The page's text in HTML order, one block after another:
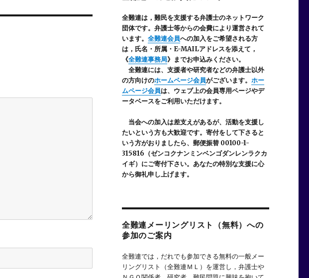
全難連は，難民を支援する弁護士のネットワーク
団体です。弁護士等からの会費により運営されて
います。 全難連会員への加入をご希望される方
は，氏名・所属・E-MAILアドレスを添えて，
《全難連事務局》までお申込みください。
全難連には、支援者や研究者などの弁護士以外
の方向けのホームページ会員がございます。 ホー
ムページ会員は、ウェブ上の会員専用ページやデ
ータベースをご利用いただけます。
当会への加入は差支えがあるが、活動を支援し
たいという方も大歓迎です。寄付をして下さると
いう方がおりましたら、郵便振替 00100-1-
315816（ゼンコクナンミンベンゴダンレンラクカ
イギ）にご寄付下さい。あなたの特別な支援に心
から御礼申し上げます。
全難連メーリングリスト（無料）への
参加のご案内
全難連では，だれでも参加できる無料の一般メー
リングリスト（全難連ＭＬ）を運営し，弁護士や